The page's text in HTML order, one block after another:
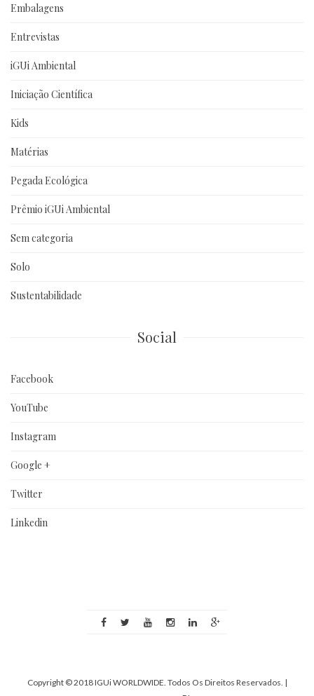
Embalagens
Entrevistas
iGUi Ambiental
Iniciação Científica
Kids
Matérias
Pegada Ecológica
Prêmio iGUi Ambiental
Sem categoria
Solo
Sustentabilidade
Social
Facebook
YouTube
Instagram
Google +
Twitter
Linkedin
Copyright © 2018 IGUi WORLDWIDE. Todos Os Direitos Reservados. |